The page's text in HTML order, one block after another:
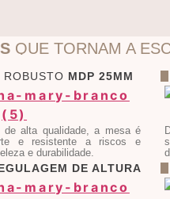
QUE TORNAM A
ROBUSTO MDP 25MM
de alta qualidade, a mesa é
e resistente a riscos e
e durabilidade.
DE ALTURA